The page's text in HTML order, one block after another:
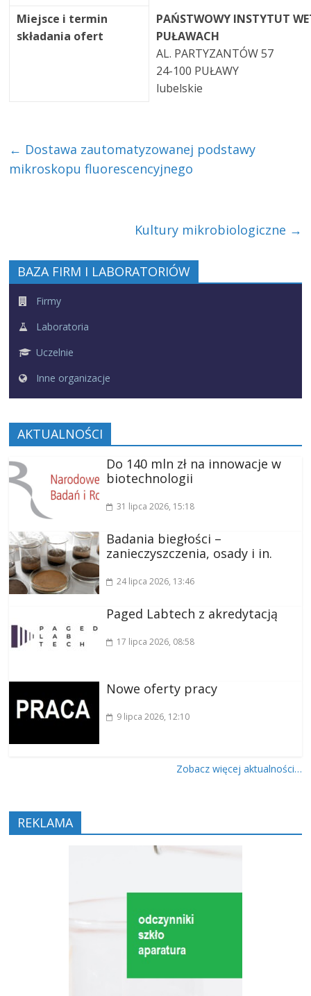
Miejsce i termin
składania ofert
PAŃSTWOWY INSTYTUT
PUŁAWACH
AL. PARTYZANTÓW 57
24-100 PUŁAWY
lubelskie
← Dostawa zautomatyzowanej podstawy
mikroskopu fluorescencyjnego
Kultury mikrobiologiczne →
BAZA FIRM I LABORATORIÓW
Firmy
Laboratoria
Uczelnie
Inne organizacje
AKTUALNOŚCI
Do 140 mln zł na innowacje w
biotechnologii
31 lipca 2026, 15:18
Badania biegłości –
zanieczyszczenia, osady i in.
24 lipca 2026, 13:46
Paged Labtech z akredytacją
17 lipca 2026, 08:58
Nowe oferty pracy
9 lipca 2026, 12:10
Zobacz więcej aktualności…
REKLAMA